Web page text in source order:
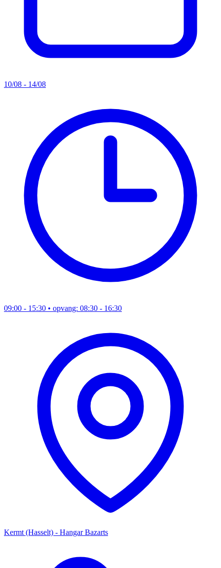
10/08 - 14/08
09:00 - 15:30 • opvang: 08:30 - 16:30
Kermt (Hasselt) - Hangar Bazarts